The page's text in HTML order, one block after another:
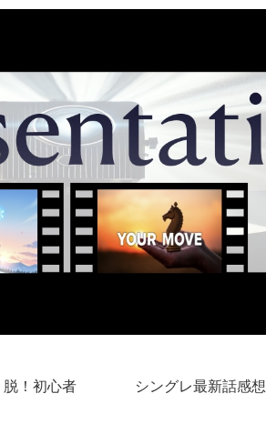
脱！初心者 シングレ最新話感想